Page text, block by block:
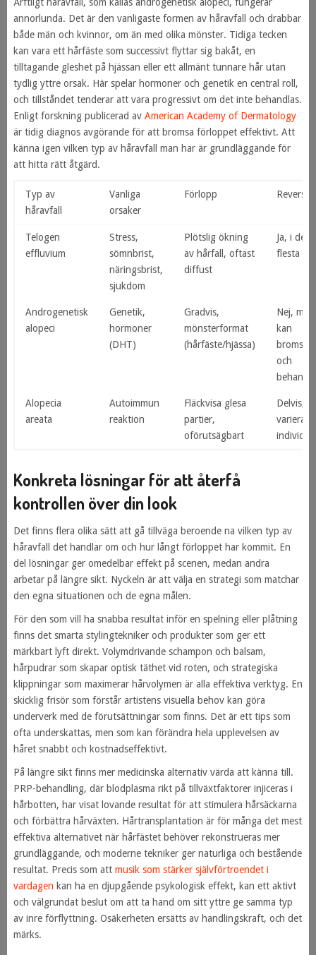
Ärftligt håravfall, som kallas androgenetisk alopeci, fungerar
annorlunda. Det är den vanligaste formen av håravfall och drabbar
både män och kvinnor, om än med olika mönster. Tidiga tecken
kan vara ett hårfäste som successivt flyttar sig bakåt, en
tilltagande gleshet på hjässan eller ett allmänt tunnare hår utan
tydlig yttre orsak. Här spelar hormoner och genetik en central roll,
och tillståndet tenderar att vara progressivt om det inte behandlas.
Enligt forskning publicerad av American Academy of Dermatology
är tidig diagnos avgörande för att bromsa förloppet effektivt. Att
känna igen vilken typ av håravfall man har är grundläggande för
att hitta rätt åtgärd.
Typ av
håravfall
Vanliga
orsaker
Förlopp
Telogen
effluvium
Stress,
sömnbrist,
näringsbrist,
sjukdom
Plötslig ökning
av hårfall, oftast
diffust
Ja, i de
flesta fall
Androgenetisk
alopeci
Genetik,
hormoner
(DHT)
Gradvis,
mönsterformat
(hårfäste/hjässa)
Nej, men
kan
bromsas
och
Alopecia
areata
Autoimmun
reaktion
Fläckvisa glesa
partier,
oförutsägbart
Delvis,
varierar
individ
Konkreta lösningar för att återfå
kontrollen över din look
Det finns flera olika sätt att gå tillväga beroende na vilken typ av
håravfall det handlar om och hur långt förloppet har kommit. En
del lösningar ger omedelbar effekt på scenen, medan andra
arbetar på längre sikt. Nyckeln är att välja en strategi som matchar
den egna situationen och de egna målen.
För den som vill ha snabba resultat inför en spelning eller plåtning
finns det smarta stylingtekniker och produkter som ger ett
märkbart lyft direkt. Volymdrivande schampon och balsam,
hårpudrar som skapar optisk täthet vid roten, och strategiska
klippningar som maximerar hårvolymen är alla effektiva verktyg. En
skicklig frisör som förstår artistens visuella behov kan göra
underverk med de förutsättningar som finns. Det är ett tips som
ofta underskattas, men som kan förändra hela upplevelsen av
håret snabbt och kostnadseffektivt.
På längre sikt finns mer medicinska alternativ värda att känna till.
PRP-behandling, där blodplasma rikt på tillväxtfaktorer injiceras i
hårbotten, har visat lovande resultat för att stimulera hårsäckarna
och förbättra hårväxten. Hårtransplantation är för många det mest
effektiva alternativet när hårfästet behöver rekonstrueras mer
grundläggande, och moderne tekniker ger naturliga och bestående
resultat. Precis som att musik som stärker självförtroendet i
vardagen kan ha en djupgående psykologisk effekt, kan ett aktivt
och välgrundat beslut om att ta hand om sitt yttre ge samma typ
av inre förflyttning. Osäkerheten ersätts av handlingskraft, och det
märks.